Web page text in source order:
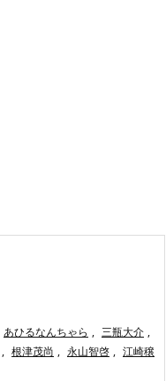
あひるなんちゃら , 三瓶大介 ,
, 根津茂尚 , 永山智啓 , 江崎穣